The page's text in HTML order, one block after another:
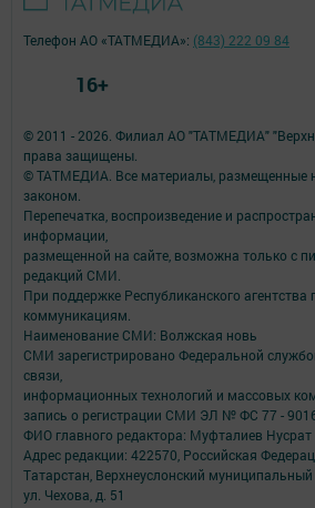
© 2011 - 2026. Филиал АО "ТАТМЕДИА"
права защищены.
© ТАТМЕДИА. Все материалы, размещенные
законом.
Перепечатка, воспроизведение и
информации,
размещенной на сайте, возможна только с
редакций СМИ.
При поддержке Республиканского
коммуникациям.
Наименование СМИ: Волжская новь
СМИ зарегистрировано Федеральной
связи,
информационных технологий и массовых
запись о регистрации СМИ ЭЛ № ФС 77 -
ФИО главного редактора: Муфталиев Нусрат
Адрес редакции: 422570, Российская
Татарстан, Верхнеуслонский
ул. Чехова, д. 51
Телефон АО «ТАТМЕДИА»: (843) 222 09 84
16+